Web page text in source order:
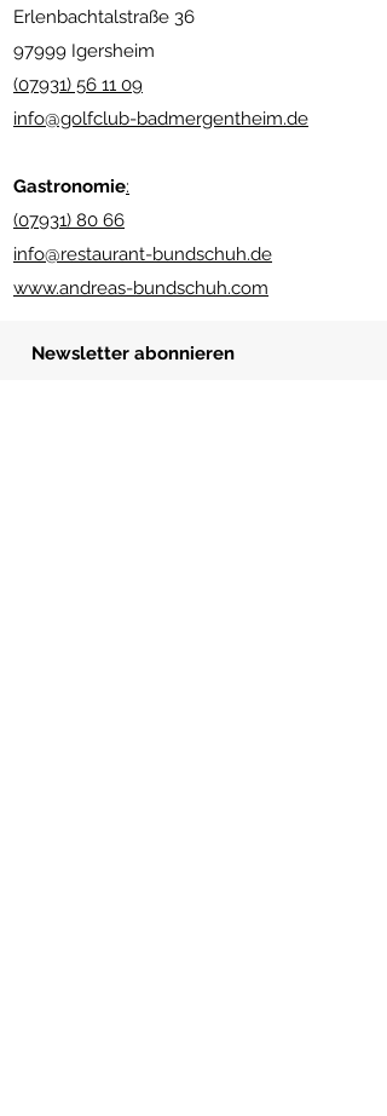
Erlenbachtalstraße 36
97999 Igersheim
(07931) 56 11 09
info@golfclub-badmergentheim.de
Gastronomie:
(07931) 80 66
info@restaurant-bundschuh.de
www.andreas-bundschuh.com
Newsletter abonnieren